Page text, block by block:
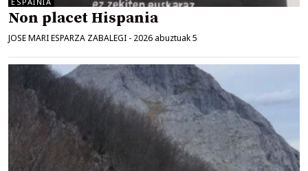
Non placet Hispania
JOSE MARI ESPARZA ZABALEGI - 2026 abuztuak 5